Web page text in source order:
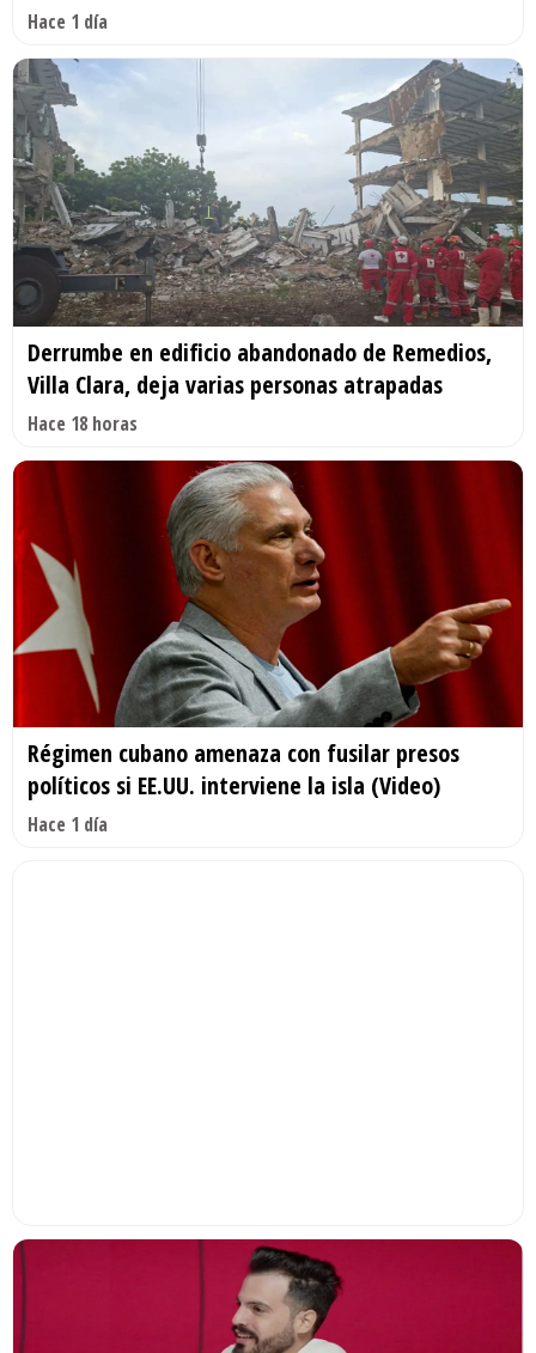
Hace 1 día
Derrumbe en edificio abandonado de Remedios,
Villa Clara, deja varias personas atrapadas
Hace 18 horas
Régimen cubano amenaza con fusilar presos
políticos si EE.UU. interviene la isla (Video)
Hace 1 día